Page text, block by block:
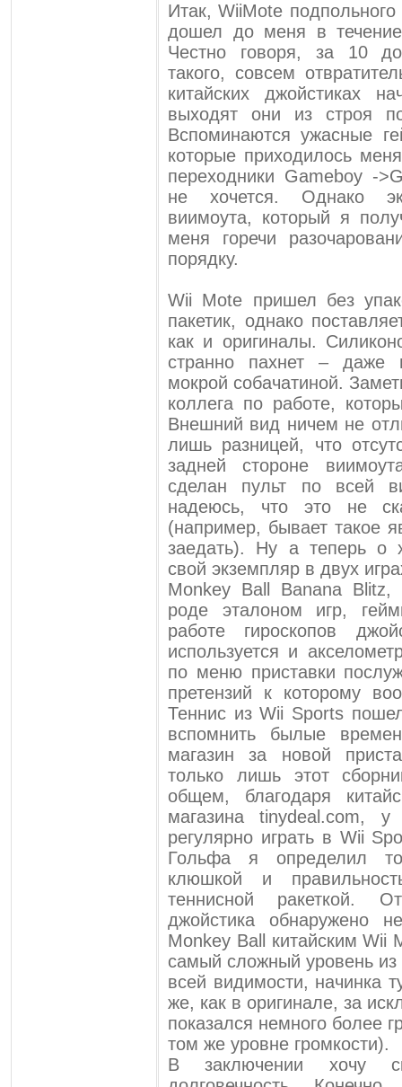
Итак, WiiMote
дошел до меня в
Честно говоря, за 10
такого, совсем
китайских джойстиках
выходят они из строя
Вспоминаются ужасные
которые приходилось
переходники Gameboy -
не хочется. Однако
виимоута, который я
меня горечи
порядку.
Wii Mote пришел без
пакетик, однако
как и оригиналы.
странно пахнет – даже
мокрой собачатиной.
коллега по работе,
Внешний вид ничем не
лишь разницей, что
задней стороне
сделан пульт по всей
надеюсь, что это не
(например, бывает такое
заедать). Ну а теперь о
свой экземпляр в двух
Monkey Ball Banana Blitz,
роде эталоном игр,
работе гироскопов
используется и
по меню приставки
претензий к которому
Теннис из Wii Sports
вспомнить былые
магазин за новой
только лишь этот
общем, благодаря
магазина tinydeal.com,
регулярно играть в Wii
Гольфа я определил
клюшкой и
теннисной ракеткой.
джойстика обнаружено
Monkey Ball китайским Wii
самый сложный уровень
всей видимости, начинка
же, как в оригинале, за
показался немного более
том же уровне громкости).
В заключении хочу